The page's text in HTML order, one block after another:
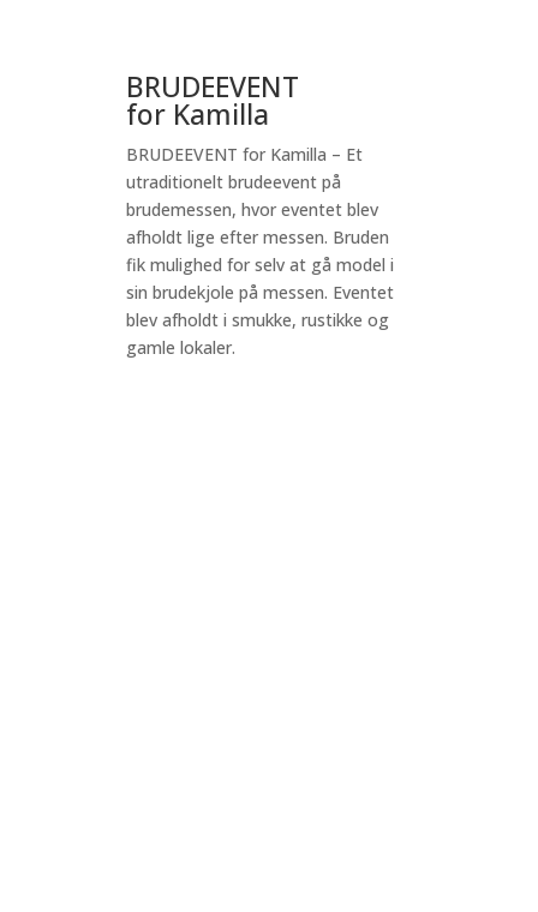
BRUDEEVENT
for Kamilla
BRUDEEVENT for Kamilla – Et
utraditionelt brudeevent på
brudemessen, hvor eventet blev
afholdt lige efter messen. Bruden
fik mulighed for selv at gå model i
sin brudekjole på messen. Eventet
blev afholdt i smukke, rustikke og
gamle lokaler.